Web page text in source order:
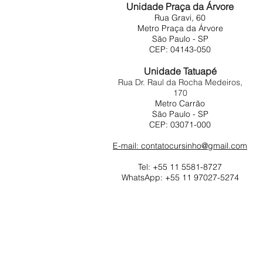
Unidade Praça da Árvore
Rua Gravi, 60
Metro Praça da Árvore
São Paulo - SP
CEP: 04143-050
Unidade Tatuapé
Rua Dr. Raul da Rocha Medeiros,
170
Metro Carrão
São Paulo - SP
CEP: 03071-000
E-mail: contatocursinho@gmail.com
Tel: +55 11 5581-8727
WhatsApp: +55 11 97027-5274